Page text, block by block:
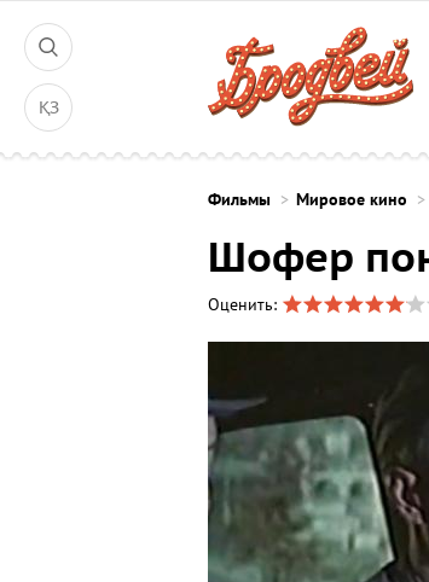
ҚЗ
Фильмы Мировое кино
Шофер
Оценить: